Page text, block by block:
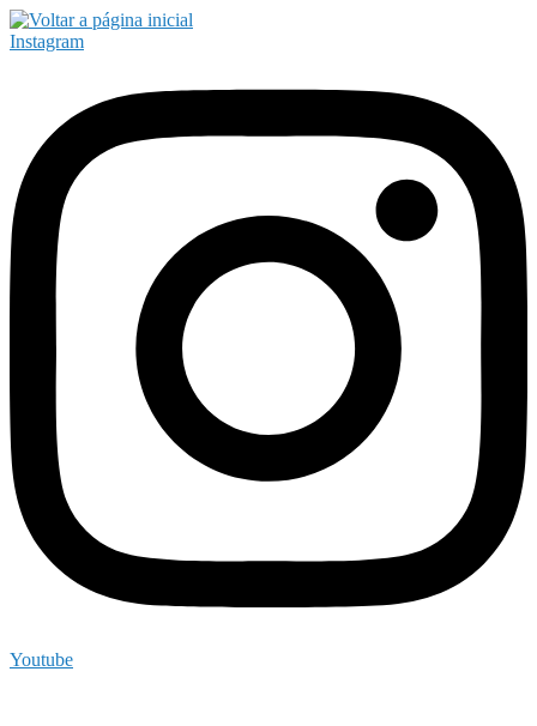
Instagram
Youtube